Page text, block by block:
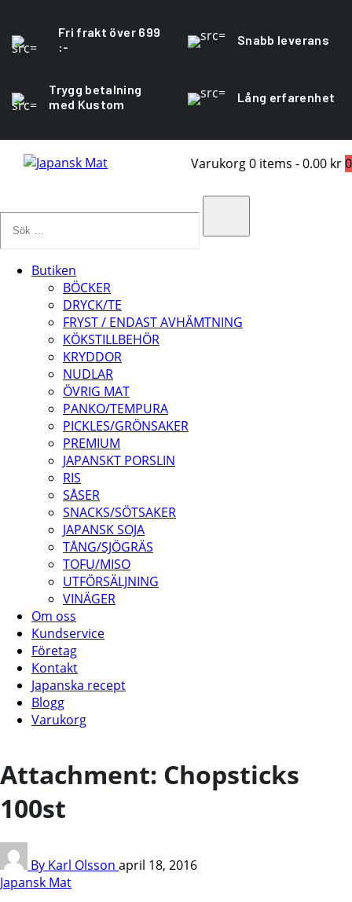
Fri frakt över 699
:-
Snabb leverans
Trygg betalning
med Kustom
Lång erfarenhet
Varukorg0 items -0.00 kr0
Butiken
BÖCKER
DRYCK/TE
FRYST / ENDAST AVHÄMTNING
KÖKSTILLBEHÖR
KRYDDOR
NUDLAR
ÖVRIG MAT
PANKO/TEMPURA
PICKLES/GRÖNSAKER
PREMIUM
JAPANSKT PORSLIN
RIS
SÅSER
SNACKS/SÖTSAKER
JAPANSK SOJA
TÅNG/SJÖGRÄS
TOFU/MISO
UTFÖRSÄLJNING
VINÄGER
Om oss
Kundservice
Företag
Kontakt
Japanska recept
Blogg
Varukorg
Attachment: Chopsticks
100st
By Karl Olsson april 18, 2016
Japansk Mat